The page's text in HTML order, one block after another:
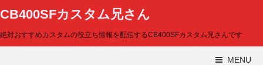
CB400SFカスタム兄さん
絶対おすすめカスタムの役立ち情報を配信するCB400SFカスタム兄さんです
MENU